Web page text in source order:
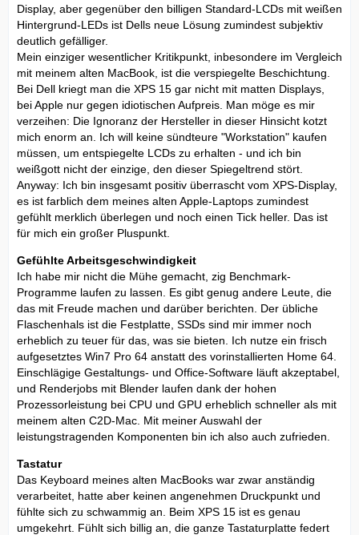
Display, aber gegenüber den billigen Standard-LCDs mit weißen
Hintergrund-LEDs ist Dells neue Lösung zumindest subjektiv
deutlich gefälliger.
Mein einziger wesentlicher Kritikpunkt, inbesondere im Vergleich
mit meinem alten MacBook, ist die verspiegelte Beschichtung.
Bei Dell kriegt man die XPS 15 gar nicht mit matten Displays,
bei Apple nur gegen idiotischen Aufpreis. Man möge es mir
verzeihen: Die Ignoranz der Hersteller in dieser Hinsicht kotzt
mich enorm an. Ich will keine sündteure "Workstation" kaufen
müssen, um entspiegelte LCDs zu erhalten - und ich bin
weißgott nicht der einzige, den dieser Spiegeltrend stört.
Anyway: Ich bin insgesamt positiv überrascht vom XPS-Display,
es ist farblich dem meines alten Apple-Laptops zumindest
gefühlt merklich überlegen und noch einen Tick heller. Das ist
für mich ein großer Pluspunkt.
Gefühlte Arbeitsgeschwindigkeit
Ich habe mir nicht die Mühe gemacht, zig Benchmark-
Programme laufen zu lassen. Es gibt genug andere Leute, die
das mit Freude machen und darüber berichten. Der übliche
Flaschenhals ist die Festplatte, SSDs sind mir immer noch
erheblich zu teuer für das, was sie bieten. Ich nutze ein frisch
aufgesetztes Win7 Pro 64 anstatt des vorinstallierten Home 64.
Einschlägige Gestaltungs- und Office-Software läuft akzeptabel,
und Renderjobs mit Blender laufen dank der hohen
Prozessorleistung bei CPU und GPU erheblich schneller als mit
meinem alten C2D-Mac. Mit meiner Auswahl der
leistungstragenden Komponenten bin ich also auch zufrieden.
Tastatur
Das Keyboard meines alten MacBooks war zwar anständig
verarbeitet, hatte aber keinen angenehmen Druckpunkt und
fühlte sich zu schwammig an. Beim XPS 15 ist es genau
umgekehrt. Fühlt sich billig an, die ganze Tastaturplatte federt